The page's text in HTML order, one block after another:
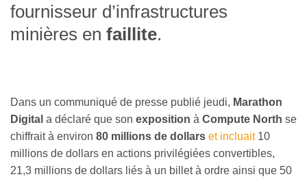
fournisseur d’infrastructures
minières en faillite.
Dans un communiqué de presse publié jeudi, Marathon
Digital a déclaré que son exposition à Compute North se
chiffrait à environ 80 millions de dollars et incluait10
millions de dollars en actions privilégiées convertibles,
21,3 millions de dollars liés à un billet à ordre ainsi que 50